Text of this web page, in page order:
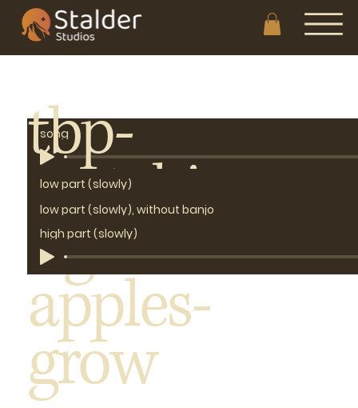
song, without banjo
song
tbp-
watchi
ng-the-
apples-
grow
low part (slowly)
low part (slowly), without banjo
high part (slowly)